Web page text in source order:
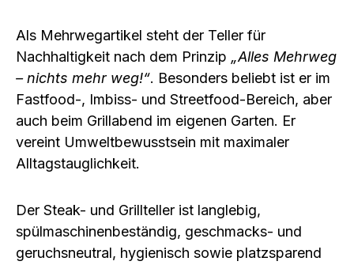
Als Mehrwegartikel steht der Teller für
Nachhaltigkeit nach dem Prinzip „Alles Mehrweg
– nichts mehr weg!“. Besonders beliebt ist er im
Fastfood-, Imbiss- und Streetfood-Bereich, aber
auch beim Grillabend im eigenen Garten. Er
vereint Umweltbewusstsein mit maximaler
Alltagstauglichkeit.
Der Steak- und Grillteller ist langlebig,
spülmaschinenbeständig, geschmacks- und
geruchsneutral, hygienisch sowie platzsparend